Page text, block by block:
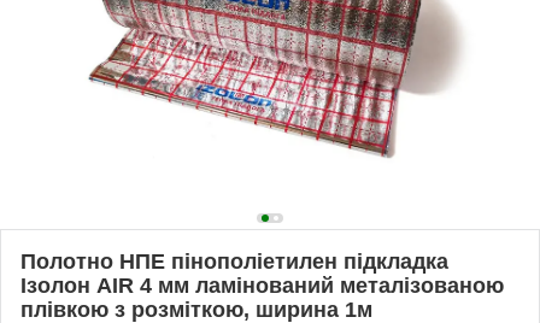
Полотно НПЕ пінополіетилен підкладка
Ізолон AIR 4 мм ламінований металізованою
плівкою з розміткою, ширина 1м